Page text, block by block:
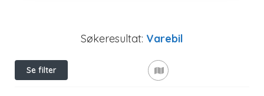
Søkeresultat: Varebil
Se filter